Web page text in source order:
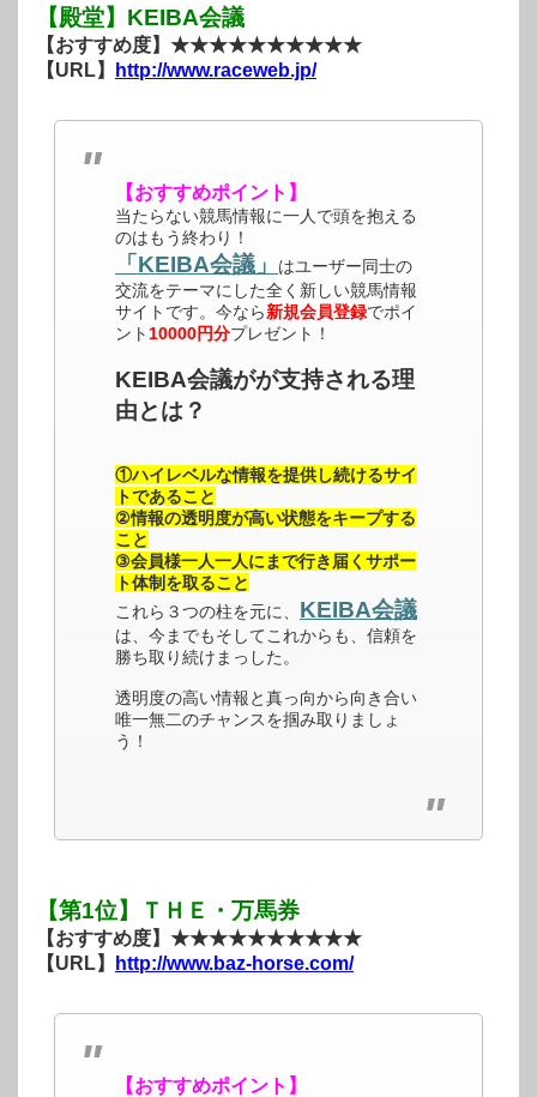
【殿堂】KEIBA会議
【おすすめ度】★★★★★★★★★★
【URL】
http://www.raceweb.jp/
【おすすめポイント】
当たらない競馬情報に一人で頭を抱える
のはもう終わり！
「KEIBA会議」
はユーザー同士の
交流をテーマにした全く新しい競馬情報
サイトです。今なら新規会員登録でポイ
ント 10000円分プレゼント！
KEIBA会議がが支持される理
由とは？
①ハイレベルな情報を提供し続けるサイ
トであること
②情報の透明度が高い状態をキープする
こと
③会員様一人一人にまで行き届くサポー
ト体制を取ること
これら３つの柱を元に、 KEIBA会議
は、今までもそしてこれからも、信頼を
勝ち取り続けまっした。
透明度の高い情報と真っ向から向き合い
唯一無二のチャンスを掴み取りましょ
う！
【第1位】ＴＨＥ・万馬券
【おすすめ度】★★★★★★★★★★
【URL】
http://www.baz-horse.com/
【おすすめポイント】